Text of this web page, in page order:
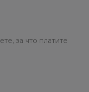
за что платите